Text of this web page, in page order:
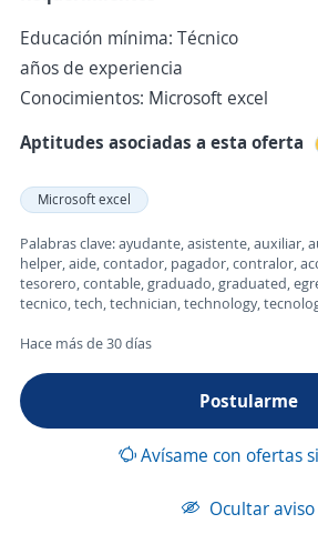
Educación mínima: Técnico
años de experiencia
Conocimientos: Microsoft excel
Aptitudes asociadas a esta oferta
Microsoft excel
Palabras clave: ayudante, asistente, auxiliar,
helper, aide, contador, pagador, contralor,
tesorero, contable, graduado, graduated,
tecnico, tech, technician, technology,
Hace más de 30 días
Postularme
Avísame con ofertas
Ocultar aviso